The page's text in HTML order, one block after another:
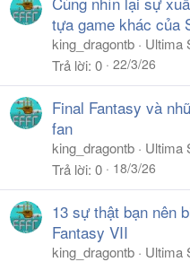
tựa game khác của
king_dragontb
Ultima
Trả lời 0 22/3/26
Final Fantasy và
fan
king_dragontb
Ultima
Trả lời 0 18/3/26
13 sự thật bạn nên
Fantasy VII
king_dragontb
Ultima